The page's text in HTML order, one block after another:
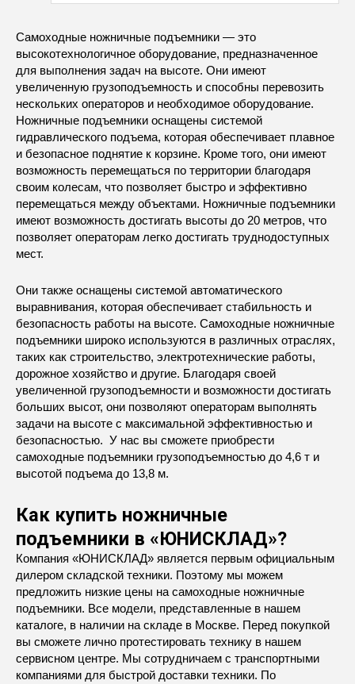
Самоходные ножничные подъемники — это
высокотехнологичное оборудование, предназначенное
для выполнения задач на высоте. Они имеют
увеличенную грузоподъемность и способны перевозить
нескольких операторов и необходимое оборудование.
Ножничные подъемники оснащены системой
гидравлического подъема, которая обеспечивает плавное
и безопасное поднятие к корзине. Кроме того, они имеют
возможность перемещаться по территории благодаря
своим колесам, что позволяет быстро и эффективно
перемещаться между объектами. Ножничные подъемники
имеют возможность достигать высоты до 20 метров, что
позволяет операторам легко достигать труднодоступных
мест.
Они также оснащены системой автоматического
выравнивания, которая обеспечивает стабильность и
безопасность работы на высоте. Самоходные ножничные
подъемники широко используются в различных отраслях,
таких как строительство, электротехнические работы,
дорожное хозяйство и другие. Благодаря своей
увеличенной грузоподъемности и возможности достигать
больших высот, они позволяют операторам выполнять
задачи на высоте с максимальной эффективностью и
безопасностью. У нас вы сможете приобрести
самоходные подъемники грузоподъемностью до 4,6 т и
высотой подъема до 13,8 м.
Как купить ножничные
подъемники в «ЮНИСКЛАД»?
Компания «ЮНИСКЛАД» является первым официальным
дилером складской техники. Поэтому мы можем
предложить низкие цены на самоходные ножничные
подъемники. Все модели, представленные в нашем
каталоге, в наличии на складе в Москве. Перед покупкой
вы сможете лично протестировать технику в нашем
сервисном центре. Мы сотрудничаем с транспортными
компаниями для быстрой доставки техники. По